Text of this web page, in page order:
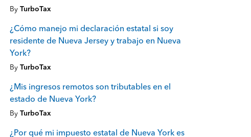
By TurboTax
¿Cómo manejo mi declaración estatal si soy
residente de Nueva Jersey y trabajo en Nueva
York?
By TurboTax
¿Mis ingresos remotos son tributables en el
estado de Nueva York?
By TurboTax
¿Por qué mi impuesto estatal de Nueva York es